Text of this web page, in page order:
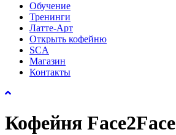
Обучение
Тренинги
Латте-Арт
Открыть кофейню
SCA
Магазин
Контакты
Кофейня Face2Face